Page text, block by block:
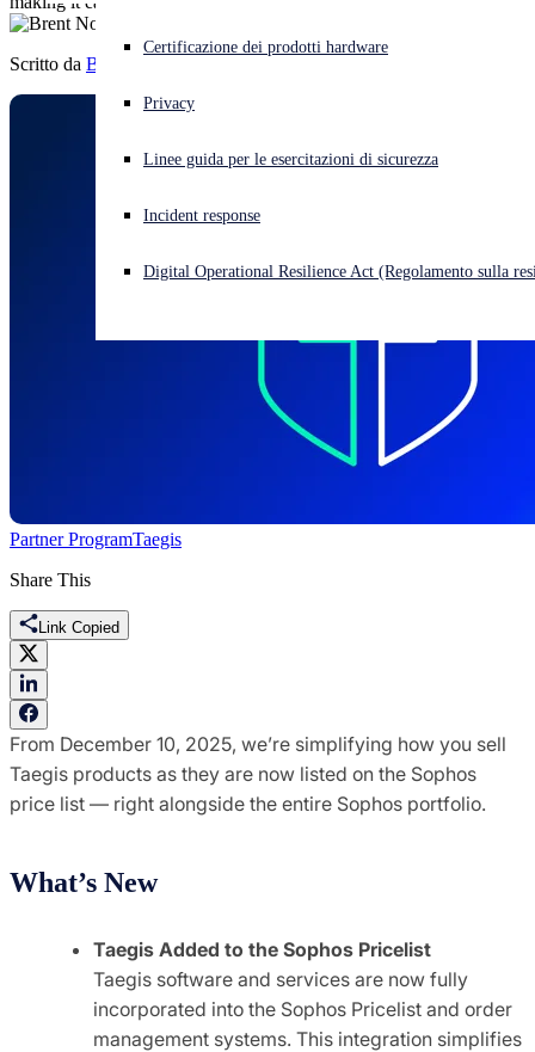
Cyberattacco in corso? Ottieni assistenza immediata
Accedi
Open language switcher
Certificazione dei prodotti hardware
Privacy
Linee guida per le esercitazioni di sicurezza
Incident response
Digital Operational Resilience Act (Regolamento sulla
Scritto da Brent Nohl
Partner ProgramTaegis
Share This
Link Copied
From December 10, 2025, we’re simplifying how you sell
Taegis products as they are now listed on the Sophos
price list — right alongside the entire Sophos portfolio.
What’s New
Taegis Added to the Sophos Pricelist
Taegis software and services are now fully
incorporated into the Sophos Pricelist and order
management systems. This integration simplifies